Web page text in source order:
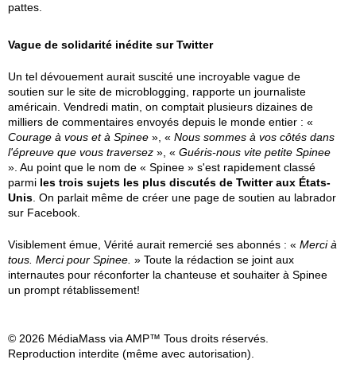
pattes.
Vague de solidarité inédite sur Twitter
Un tel dévouement aurait suscité une incroyable vague de
soutien sur le site de microblogging, rapporte un journaliste
américain. Vendredi matin, on comptait plusieurs dizaines de
milliers de commentaires envoyés depuis le monde entier : «
Courage à vous et à Spinee », « Nous sommes à vos côtés dans
l'épreuve que vous traversez », « Guéris-nous vite petite Spinee
». Au point que le nom de « Spinee » s'est rapidement classé
parmi les trois sujets les plus discutés de Twitter aux États-
Unis . On parlait même de créer une page de soutien au labrador
sur Facebook.
Visiblement émue, Vérité aurait remercié ses abonnés : « Merci à
tous. Merci pour Spinee. » Toute la rédaction se joint aux
internautes pour réconforter la chanteuse et souhaiter à Spinee
un prompt rétablissement!
© 2026 MédiaMass via AMP™ Tous droits réservés.
Reproduction interdite (même avec autorisation).